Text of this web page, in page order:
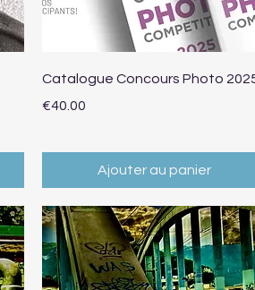
Aperçu rapide
Catalogue Concours Photo
Prix
€40.00
Ajouter au panier